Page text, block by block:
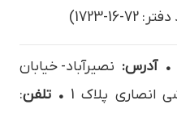
• آدرس: نصيرآباد- خيابان
انصاري پلاک 1
• تلفن: